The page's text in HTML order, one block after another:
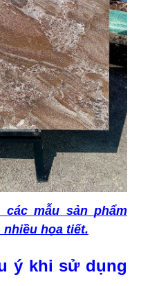
các mẫu sản phẩm
nhiều họa tiết.
ý khi sử dụng